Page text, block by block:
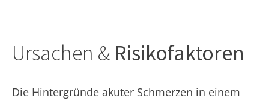
Ursachen & Risikofaktoren
Die Hintergründe akuter Schmerzen in einem